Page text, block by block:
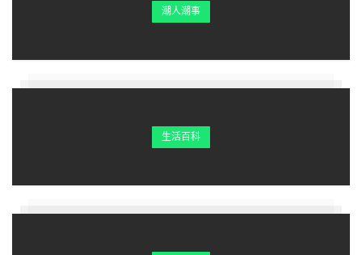
不要嫌媽媽老，不要嫌媽媽髒。
收到《媽媽你辛苦了》請用手按一下複製，粘貼，發給
你媽媽就會健康一輩子！你就會走好運30年！
潮人潮事
生活百科